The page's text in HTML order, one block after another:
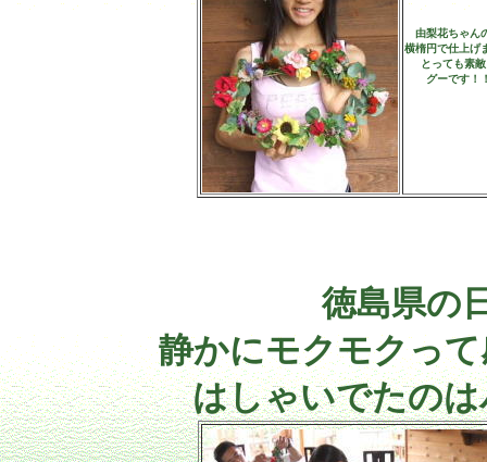
由梨花ちゃん
横楕円で仕上げ
とっても素
グーです！
徳島県の
静かにモクモクっ
はしゃいでたの